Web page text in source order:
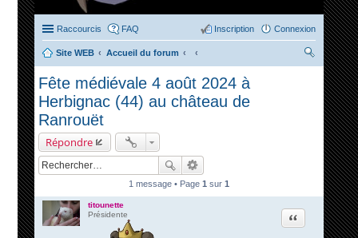
Raccourcis FAQ Connexion
Inscription
Site WEB
Accueil du forum
Fête médiévale 4 août 2024 à
Herbignac (44) au château de
Ranrouët
Répondre
1 message • Page 1 sur 1
titounette
Présidente
Citation